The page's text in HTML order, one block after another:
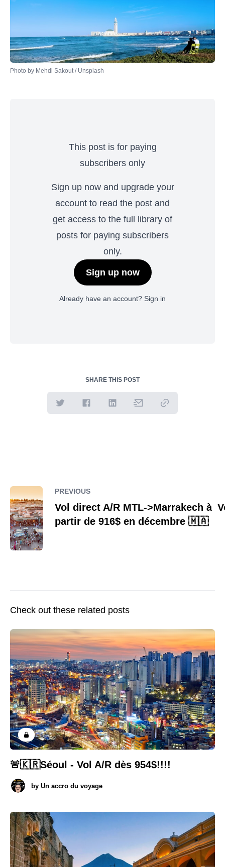
Photo by Mehdi Sakout / Unsplash
This post is for paying
subscribers only
Sign up now and upgrade your
account to read the post and
get access to the full library of
posts for paying subscribers
only.
Sign up now
Already have an account? Sign in
SHARE THIS POST
PREVIOUS
Vol direct A/R MTL->Marrakech à
partir de 916$ en décembre 🇲🇦
Check out these related posts
🚨🇰🇷Séoul - Vol A/R dès 954$!!!!
by Un accro du voyage